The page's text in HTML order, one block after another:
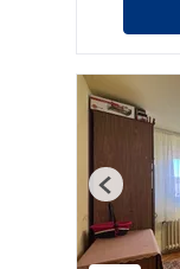
Previous